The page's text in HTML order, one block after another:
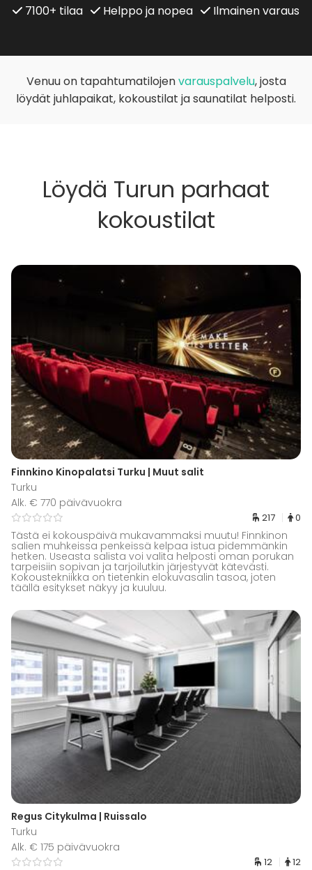
7100+ tilaa Helppo ja nopea Ilmainen varaus
Venuu on tapahtumatilojenvarauspalvelu, josta
löydät juhlapaikat, kokoustilat ja saunatilat helposti.
Löydä Turun parhaat
kokoustilat
Finnkino Kinopalatsi Turku | Muut salit
Turku
Alk. € 770 päivävuokra
217 0
Tästä ei kokouspäivä mukavammaksi muutu! Finnkinon
salien muhkeissa penkeissä kelpaa istua pidemmänkin
hetken. Useasta salista voi valita helposti oman porukan
tarpeisiin sopivan ja tarjoilutkin järjestyvät kätevästi.
Kokoustekniikka on tietenkin elokuvasalin tasoa, joten
täällä esitykset näkyy ja kuuluu.
Regus Citykulma | Ruissalo
Turku
Alk. € 175 päivävuokra
12 12